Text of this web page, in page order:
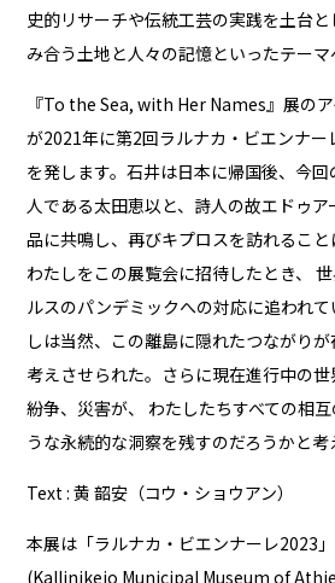
史的リサーチや伝統工芸の実践を土台
み合う土地と人々の記憶といったテーマ
『To the Sea, with Her Names』展の
が2021年に第2回ラルナカ・ビエンナー
を発します。石井は日本に帰国後、今
人である太田恵以と、詩人の故エドゥ
品に共鳴し、再びキプロスを訪れるこ
わたしをこの展覧会に招待したとき、
ルスのパンデミックへの対応に追われ
しは当然、この離島に隠れたつながり
考えさせられた。さらに現在進行中の世
紛争、災害が、 わたしたちすべての相
うな永続的な洞察を残すのだろうかと考
Text : 黄 韶安（コウ・ショウアン）
本展は「ラルナカ・ビエンナーレ2023
(Kallinikeio Municipal Museum of